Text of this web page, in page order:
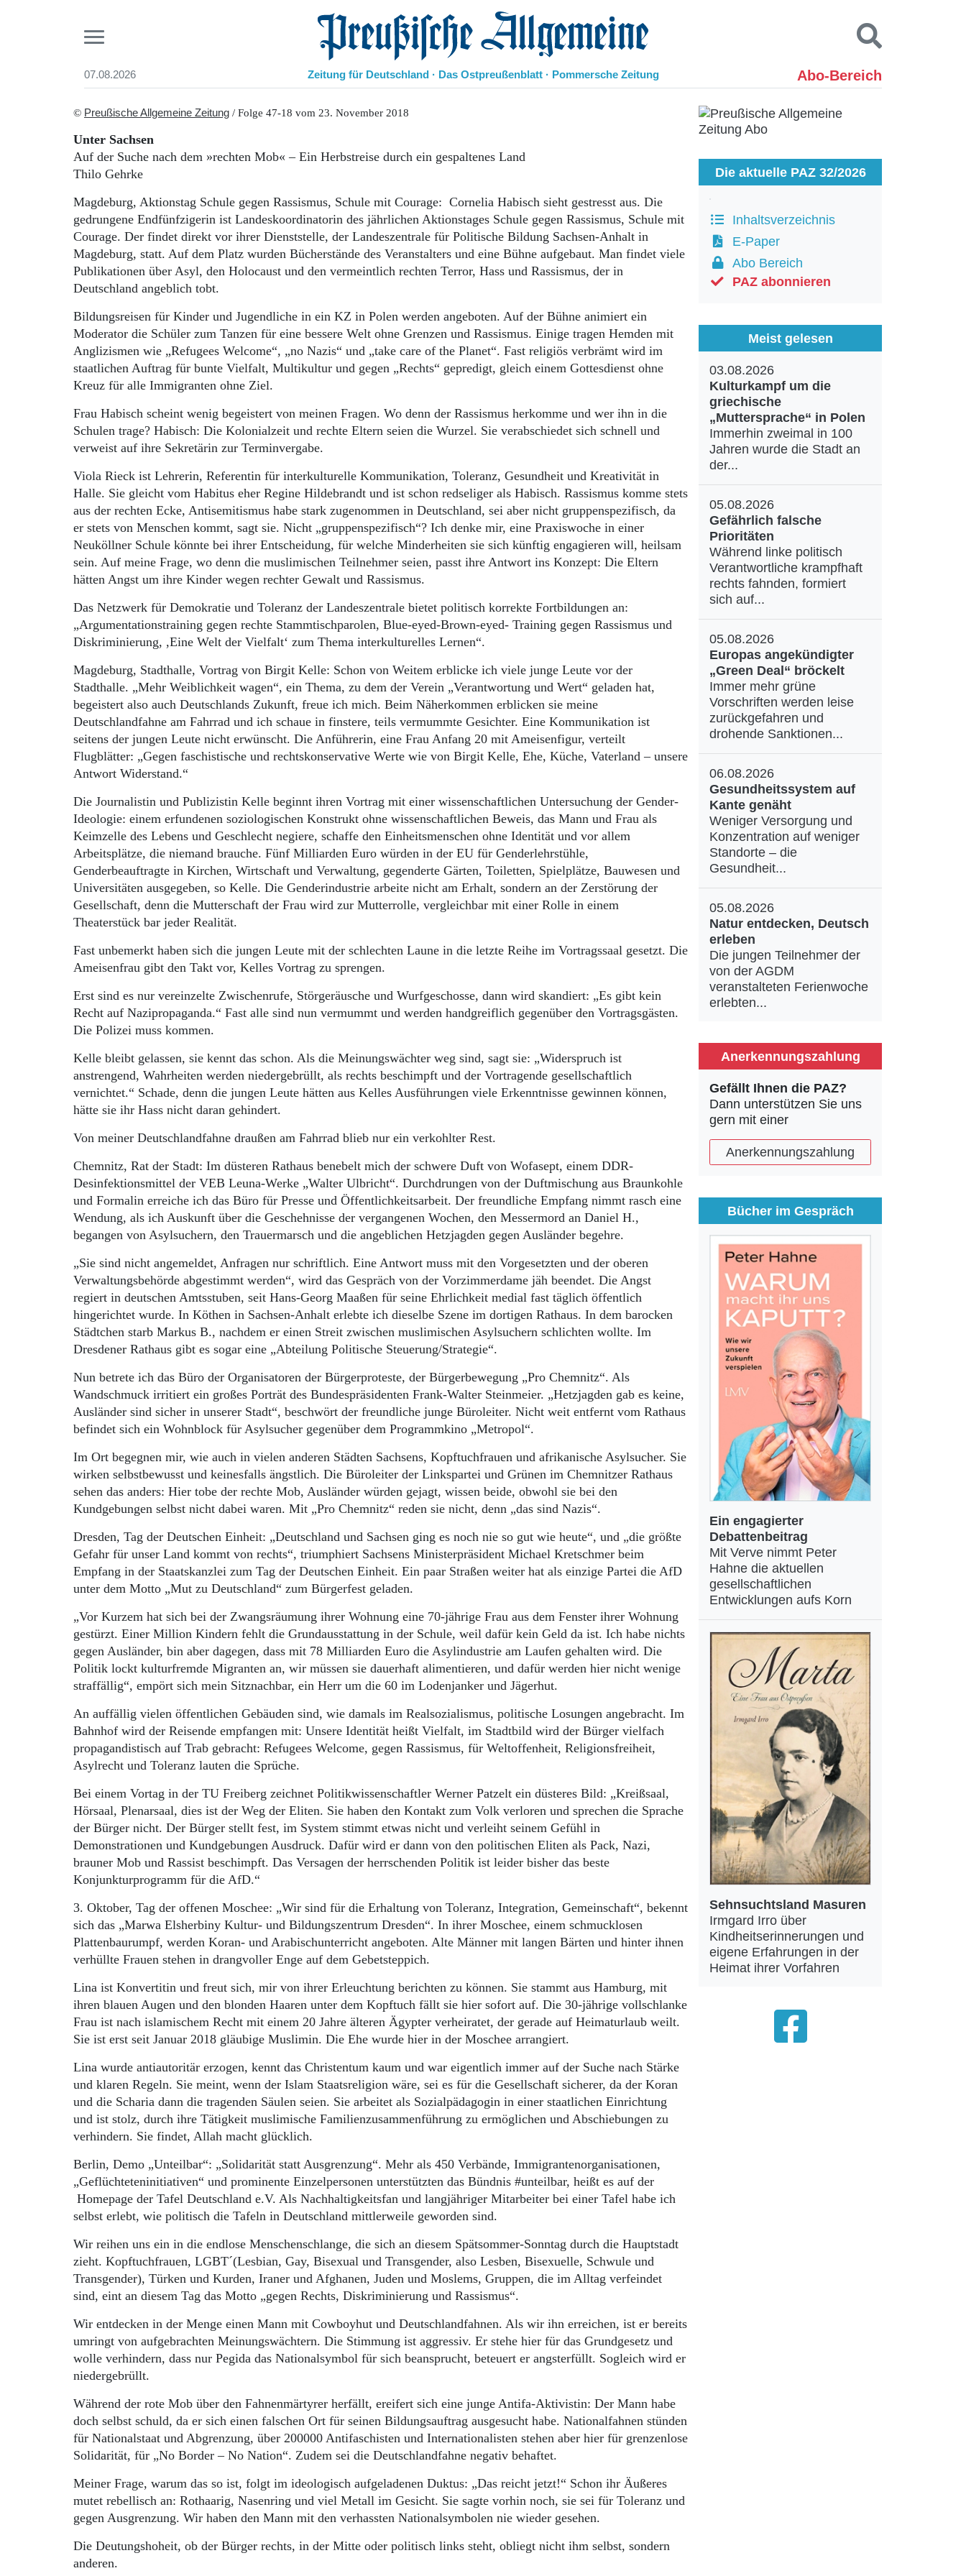
07.08.2026 Preußische Allgemeine Zeitung
Zeitung für Deutschland · Das Ostpreußenblatt · Pommersche Zeitung Abo-Bereich
Start
Aktuelle Ausgabe
Abonnenten-Login
Abonnent werden
Archiv
Mediadaten
Panorama
Geschichte
Ostpreußen
Pommern
Berlin-Brandenburg
Schlesien
Kontakt
Suchen und finden
© Preußische Allgemeine Zeitung / Folge 47-18 vom 23. November 2018
Unter Sachsen
Auf der Suche nach dem »rechten Mob« – Ein Herbstreise durch ein gespaltenes Land
Thilo Gehrke
Magdeburg, Aktionstag Schule gegen Rassismus, Schule mit Courage: Cornelia Habisch sieht gestresst aus. Die
gedrungene Endfünfzigerin ist Landeskoordinatorin des jährlichen Aktionstages Schule gegen Rassismus, Schule mit
Courage. Der findet direkt vor ihrer Dienststelle, der Landeszentrale für Politische Bildung Sachsen-Anhalt in
Magdeburg, statt. Auf dem Platz wurden Bücherstände des Veranstalters und eine Bühne aufgebaut. Man findet viele
Publikationen über Asyl, den Holocaust und den vermeintlich rechten Terror, Hass und Rassismus, der in
Deutschland angeblich tobt.
Bildungsreisen für Kinder und Jugendliche in ein KZ in Polen werden angeboten. Auf der Bühne animiert ein
Moderator die Schüler zum Tanzen für eine bessere Welt ohne Grenzen und Rassismus. Einige tragen Hemden mit
Anglizismen wie „Refugees Wel­come“, „no Nazis“ und „take care of the Planet“. Fast religiös verbrämt wird im
staatlichen Auftrag für bunte Vielfalt, Multikultur und gegen „Rechts“ gepredigt, gleich einem Gottesdienst ohne
Kreuz für alle Immigranten ohne Ziel.
Frau Habisch scheint wenig begeistert von meinen Fragen. Wo denn der Rassismus herkomme und wer ihn in die
Schulen trage? Habisch: Die Kolonialzeit und rechte Eltern seien die Wurzel. Sie verabschiedet sich schnell und
verweist auf ihre Sekretärin zur Terminvergabe.
Viola Rieck ist Lehrerin, Referentin für interkulturelle Kommunikation, Toleranz, Gesundheit und Kreativität in
Halle. Sie gleicht vom Habitus eher Regine Hildebrandt und ist schon redseliger als Habisch. Rassismus komme stets
aus der rechten Ecke, Antisemitismus habe stark zugenommen in Deutschland, sei aber nicht gruppenspezifisch, da
er stets von Menschen kommt, sagt sie. Nicht „gruppenspezifisch“? Ich denke mir, eine Praxiswoche in einer
Neuköllner Schule könnte bei ihrer Entscheidung, für welche Minderheiten sie sich künftig engagieren will, heilsam
sein. Auf meine Frage, wo denn die muslimischen Teilnehmer seien, passt ihre Antwort ins Konzept: Die Eltern
hätten Angst um ihre Kinder wegen rechter Gewalt und Rassismus.
Das Netzwerk für Demokratie und Toleranz der Landeszentrale bietet politisch korrekte Fortbildungen an:
„Argumentationstraining gegen rechte Stammtischparolen, Blue-eyed-Brown-eyed- Training gegen Rassismus und
Diskriminierung, ,Eine Welt der Vielfalt‘ zum Thema interkulturelles Lernen“.
Magdeburg, Stadthalle, Vortrag von Birgit Kelle: Schon von Weitem erblicke ich viele junge Leute vor der
Stadthalle. „Mehr Weiblichkeit wagen“, ein Thema, zu dem der Verein „Verantwortung und Wert“ geladen hat,
begeistert also auch Deutschlands Zukunft, freue ich mich. Beim Näherkommen erblicken sie meine
Deutschlandfahne am Fahrrad und ich schaue in finstere, teils vermummte Gesichter. Eine Kommunikation ist
seitens der jungen Leute nicht erwünscht. Die Anführerin, eine Frau Anfang 20 mit Ameisenfigur, verteilt
Flugblätter: „Gegen faschistische und rechtskonservative Werte wie von Birgit Kelle, Ehe, Küche, Vaterland – unsere
Antwort Widerstand.“
Die Journalistin und Publizistin Kelle beginnt ihren Vortrag mit einer wissenschaftlichen Untersuchung der Gender-
Ideologie: einem erfundenen soziologischen Konstrukt ohne wissenschaftlichen Beweis, das Mann und Frau als
Keimzelle des Lebens und Geschlecht negiere, schaffe den Einheitsmenschen ohne Identität und vor allem
Arbeitsplätze, die niemand brauche. Fünf Milliarden Euro würden in der EU für Genderlehrstühle,
Genderbeauftragte in Kirchen, Wirtschaft und Verwaltung, gegenderte Gärten, Toiletten, Spielplätze, Bauwesen und
Universitäten ausgegeben, so Kelle. Die Genderindustrie arbeite nicht am Erhalt, sondern an der Zerstörung der
Gesellschaft, denn die Mutterschaft der Frau wird zur Mutterrolle, vergleichbar mit einer Rolle in einem
Theaterstück bar jeder Realität.
Fast unbemerkt haben sich die jungen Leute mit der schlechten Laune in die letzte Reihe im Vortragssaal gesetzt. Die
Ameisenfrau gibt den Takt vor, Kelles Vortrag zu sprengen.
Erst sind es nur vereinzelte Zwischenrufe, Störgeräusche und Wurfgeschosse, dann wird skandiert: „Es gibt kein
Recht auf Nazipropaganda.“ Fast alle sind nun vermummt und werden handgreiflich gegenüber den Vortragsgästen.
Die Polizei muss kommen.
Kelle bleibt gelassen, sie kennt das schon. Als die Meinungswächter weg sind, sagt sie: „Widerspruch ist
anstrengend, Wahrheiten werden niedergebrüllt, als rechts beschimpft und der Vortragende gesellschaftlich
vernichtet.“ Schade, denn die jungen Leute hätten aus Kelles Ausführungen viele Erkenntnisse gewinnen können,
hätte sie ihr Hass nicht daran gehindert.
Von meiner Deutschlandfahne draußen am Fahrrad blieb nur ein verkohlter Rest.
Chemnitz, Rat der Stadt: Im düsteren Rathaus benebelt mich der schwere Duft von Wofasept, einem DDR-
Desinfektionsmittel der VEB Leuna-Werke „Walter Ul­bricht“. Durchdrungen von der Duftmischung aus Braunkohle
und Formalin erreiche ich das Büro für Presse und Öffentlichkeitsarbeit. Der freundliche Empfang nimmt rasch eine
Wendung, als ich Auskunft über die Geschehnisse der vergangenen Wochen, den Messermord an Daniel H.,
begangen von Asylsuchern, den Trauermarsch und die angeb­lichen Hetzjagden gegen Ausländer begehre.
„Sie sind nicht angemeldet, Anfragen nur schriftlich. Eine Antwort muss mit den Vorgesetzten und der oberen
Verwaltungsbehörde abgestimmt werden“, wird das Gespräch von der Vorzimmerdame jäh beendet. Die Angst
regiert in deutschen Amtsstuben, seit Hans-Georg Maaßen für seine Ehrlichkeit medial fast täglich öffentlich
hingerichtet wurde. In Köthen in Sachsen-Anhalt erlebte ich dieselbe Szene im dortigen Rathaus. In dem barocken
Städtchen starb Markus B., nachdem er einen Streit zwischen muslimischen Asylsuchern schlichten wollte. Im
Dresdener Rathaus gibt es sogar eine „Abteilung Politische Steuerung/Strategie“.
Nun betrete ich das Büro der Organisatoren der Bürgerproteste, der Bürgerbewegung „Pro Chemnitz“. Als
Wandschmuck irritiert ein großes Porträt des Bundespräsidenten Frank-Walter Steinmeier. „Hetzjagden gab es keine,
Ausländer sind sicher in unserer Stadt“, beschwört der freundliche junge Büroleiter. Nicht weit entfernt vom Rathaus
befindet sich ein Wohnblock für Asylsucher gegenüber dem Programmkino „Metropol“.
Im Ort begegnen mir, wie auch in vielen anderen Städten Sachsens, Kopftuchfrauen und afrikanische Asylsucher. Sie
wirken selbstbewusst und keinesfalls ängstlich. Die Büroleiter der Linkspartei und Grünen im Chemnitzer Rathaus
sehen das anders: Hier tobe der rechte Mob, Ausländer würden gejagt, wissen beide, obwohl sie bei den
Kundgebungen selbst nicht dabei waren. Mit „Pro Chemnitz“ reden sie nicht, denn „das sind Nazis“.
Dresden, Tag der Deutschen Einheit: „Deutschland und Sachsen ging es noch nie so gut wie heute“, und „die größte
Gefahr für unser Land kommt von rechts“, triumphiert Sachsens Ministerpräsident Michael Kretschmer beim
Empfang in der Staatskanzlei zum Tag der Deutschen Einheit. Ein paar Straßen weiter hat als einzige Partei die AfD
unter dem Motto „Mut zu Deutschland“ zum Bürgerfest geladen.
„Vor Kurzem hat sich bei der Zwangsräumung ihrer Wohnung eine 70-jährige Frau aus dem Fenster ihrer Wohnung
gestürzt. Einer Million Kindern fehlt die Grundausstattung in der Schule, weil dafür kein Geld da ist. Ich habe nichts
gegen Ausländer, bin aber dagegen, dass mit 78 Milliarden Euro die Asylindustrie am Laufen gehalten wird. Die
Politik lockt kulturfremde Migranten an, wir müssen sie dauerhaft alimentieren, und dafür werden hier nicht wenige
straffällig“, empört sich mein Sitznachbar, ein Herr um die 60 im Lodenjanker und Jägerhut.
An auffällig vielen öffentlichen Gebäuden sind, wie damals im Realsozialismus, politische Losungen angebracht. Im
Bahnhof wird der Reisende empfangen mit: Unsere Identität heißt Vielfalt, im Stadtbild wird der Bürger vielfach
propagandistisch auf Trab gebracht: Refugees Welcome, gegen Rassismus, für Weltoffenheit, Religionsfreiheit,
Asylrecht und Toleranz lauten die Sprüche.
Bei einem Vortag in der TU Freiberg zeichnet Politikwissenschaftler Werner Patzelt ein düsteres Bild: „Kreißsaal,
Hörsaal, Plenarsaal, dies ist der Weg der Eliten. Sie haben den Kontakt zum Volk verloren und sprechen die Sprache
der Bürger nicht. Der Bürger stellt fest, im System stimmt etwas nicht und verleiht seinem Gefühl in
Demonstrationen und Kundgebungen Ausdruck. Dafür wird er dann von den politischen Eliten als Pack, Nazi,
brauner Mob und Rassist beschimpft. Das Versagen der herrschenden Politik ist leider bisher das beste
Konjunkturprogramm für die AfD.“
3. Oktober, Tag der offenen Moschee: „Wir sind für die Erhaltung von Toleranz, Integration, Gemeinschaft“, bekennt
sich das „Marwa Elsherbiny Kultur- und Bildungszentrum Dresden“. In ihrer Moschee, einem schmucklosen
Plattenbaurumpf, werden Koran- und Arabischunterricht angeboten. Alte Männer mit langen Bärten und hinter ihnen
verhüllte Frauen stehen in drangvoller Enge auf dem Gebetsteppich.
Lina ist Konvertitin und freut sich, mir von ihrer Erleuchtung berichten zu können. Sie stammt aus Hamburg, mit
ihren blauen Augen und den blonden Haaren unter dem Kopftuch fällt sie hier sofort auf. Die 30-jährige vollschlanke
Frau ist nach islamischem Recht mit einem 20 Jahre älteren Ägypter verheiratet, der gerade auf Heimaturlaub weilt.
Sie ist erst seit Januar 2018 gläubige Muslimin. Die Ehe wurde hier in der Moschee arrangiert.
Lina wurde antiautoritär erzogen, kennt das Christentum kaum und war eigentlich immer auf der Suche nach Stärke
und klaren Regeln. Sie meint, wenn der Islam Staatsreligion wäre, sei es für die Gesellschaft sicherer, da der Koran
und die Scharia dann die tragenden Säulen seien. Sie arbeitet als Sozialpädagogin in einer staatlichen Einrichtung
und ist stolz, durch ihre Tätigkeit muslimische Familienzusammenführung zu ermöglichen und Abschiebungen zu
verhindern. Sie findet, Allah macht glücklich.
Berlin, Demo „Unteilbar“: „Solidarität statt Ausgrenzung“. Mehr als 450 Verbände, Immigrantenorganisationen,
„Geflüchteteninitiativen“ und prominente Einzelpersonen unterstützten das Bündnis #unteilbar, heißt es auf der
Homepage der Tafel Deutschland e.V. Als Nachhaltigkeitsfan und langjähriger Mitarbeiter bei einer Tafel habe ich
selbst erlebt, wie politisch die Tafeln in Deutschland mittlerweile geworden sind.
Wir reihen uns ein in die endlose Menschenschlange, die sich an diesem Spätsommer-Sonntag durch die Hauptstadt
zieht. Kopftuchfrauen, LGBT´(Lesbian, Gay, Bisexual und Transgender, also Lesben, Bisexuelle, Schwule und
Transgender), Türken und Kurden, Iraner und Afghanen, Juden und Moslems, Gruppen, die im Alltag verfeindet
sind, eint an diesem Tag das Motto „gegen Rechts, Diskriminierung und Rassismus“.
Wir entdecken in der Menge einen Mann mit Cowboyhut und Deutschlandfahnen. Als wir ihn erreichen, ist er bereits
umringt von aufgebrachten Meinungswächtern. Die Stimmung ist aggressiv. Er stehe hier für das Grundgesetz und
wolle verhindern, dass nur Pegida das Nationalsymbol für sich beansprucht, beteuert er angsterfüllt. Sogleich wird er
niedergebrüllt.
Während der rote Mob über den Fahnenmärtyrer herfällt, ereifert sich eine junge Antifa-Aktivistin: Der Mann habe
doch selbst schuld, da er sich einen falschen Ort für seinen Bildungsauftrag ausgesucht habe. Nationalfahnen stünden
für Nationalstaat und Abgrenzung, über 200000 Antifaschisten und Internationalisten stehen aber hier für grenzenlose
Solidarität, für „No Border – No Nation“. Zudem sei die Deutschlandfahne negativ behaftet.
Meiner Frage, warum das so ist, folgt im ideologisch aufgeladenen Duktus: „Das reicht jetzt!“ Schon ihr Äußeres
mutet rebellisch an: Rothaarig, Nasenring und viel Metall im Gesicht. Sie sagte vorhin noch, sie sei für Toleranz und
gegen Ausgrenzung. Wir haben den Mann mit den verhassten Nationalsymbolen nie wieder gesehen.
Die Deutungshoheit, ob der Bürger rechts, in der Mitte oder politisch links steht, obliegt nicht ihm selbst, sondern
anderen.
Die aktuelle PAZ 32/2026
Inhaltsverzeichnis
E-Paper
Abo Bereich
PAZ abonnieren
Meist gelesen
03.08.2026
Kulturkampf um die
griechische
„Muttersprache“ in Polen
Immerhin zweimal in 100
Jahren wurde die Stadt an
der...
05.08.2026
Gefährlich falsche
Prioritäten
Während linke politisch
Verantwortliche krampfhaft
rechts fahnden, formiert
sich auf...
05.08.2026
Europas angekündigter
„Green Deal“ bröckelt
Immer mehr grüne
Vorschriften werden leise
zurückgefahren und
drohende Sanktionen...
06.08.2026
Gesundheitssystem auf
Kante genäht
Weniger Versorgung und
Konzentration auf weniger
Standorte – die
Gesundheit...
05.08.2026
Natur entdecken, Deutsch
erleben
Die jungen Teilnehmer der
von der AGDM
veranstalteten Ferienwoche
erlebten...
Anerkennungszahlung
Gefällt Ihnen die PAZ?
Dann unterstützen Sie uns
gern mit einer
Anerkennungszahlung
Bücher im Gespräch
Ein engagierter
Debattenbeitrag
Mit Verve nimmt Peter
Hahne die aktuellen
gesellschaftlichen
Entwicklungen aufs Korn
Sehnsuchtsland Masuren
Irmgard Irro über
Kindheitserinnerungen und
eigene Erfahrungen in der
Heimat ihrer Vorfahren